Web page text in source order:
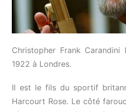
Christopher Frank
1922 à Londres.
Il est le fils du sportif
Harcourt Rose. Le côté